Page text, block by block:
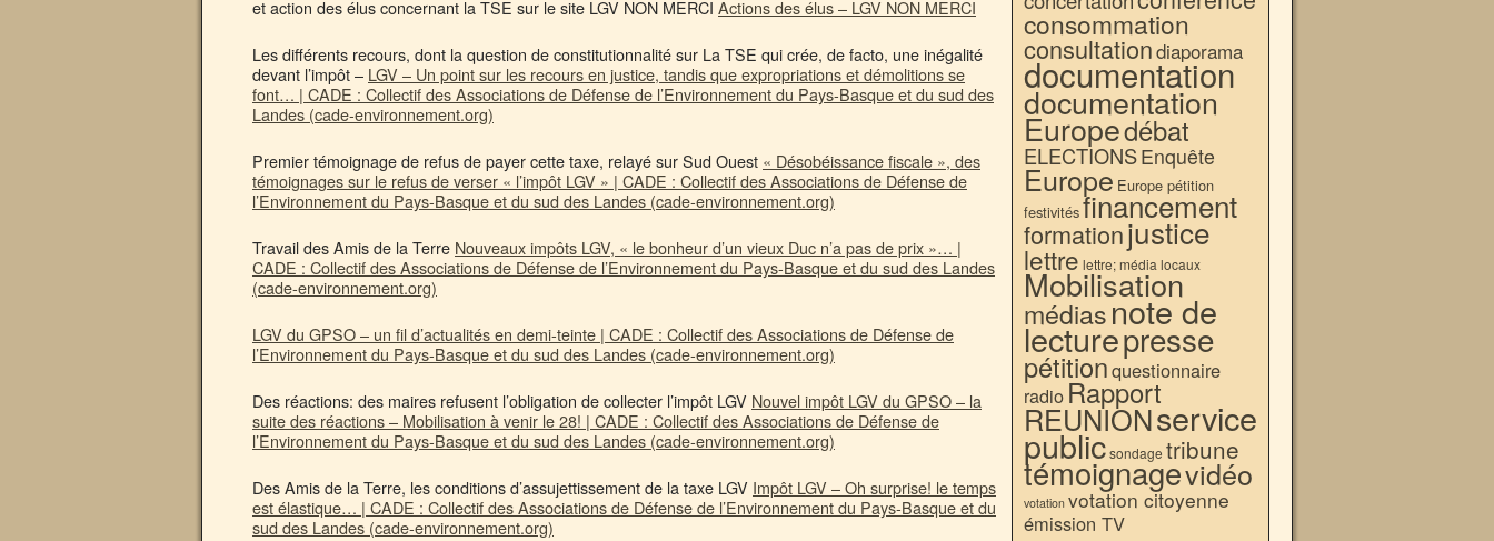
et action des élus concernant la TSE sur le site LGV NON MERCI Actions des élus – LGV NON MERCI
Les différents recours, dont la question de constitutionnalité sur La TSE qui crée, de facto, une inégalité
devant l’impôt – LGV – Un point sur les recours en justice, tandis que expropriations et démolitions se
font… | CADE : Collectif des Associations de Défense de l’Environnement du Pays-Basque et du sud des
Landes (cade-environnement.org)
Premier témoignage de refus de payer cette taxe, relayé sur Sud Ouest « Désobéissance fiscale », des
témoignages sur le refus de verser « l’impôt LGV » | CADE : Collectif des Associations de Défense de
l’Environnement du Pays-Basque et du sud des Landes (cade-environnement.org)
Travail des Amis de la Terre Nouveaux impôts LGV, « le bonheur d’un vieux Duc n’a pas de prix »… |
CADE : Collectif des Associations de Défense de l’Environnement du Pays-Basque et du sud des Landes
(cade-environnement.org)
LGV du GPSO – un fil d’actualités en demi-teinte | CADE : Collectif des Associations de Défense de
l’Environnement du Pays-Basque et du sud des Landes (cade-environnement.org)
Des réactions: des maires refusent l’obligation de collecter l’impôt LGV Nouvel impôt LGV du GPSO – la
suite des réactions – Mobilisation à venir le 28! | CADE : Collectif des Associations de Défense de
l’Environnement du Pays-Basque et du sud des Landes (cade-environnement.org)
Des Amis de la Terre, les conditions d’assujettissement de la taxe LGV Impôt LGV – Oh surprise! le temps
est élastique… | CADE : Collectif des Associations de Défense de l’Environnement du Pays-Basque et du
sud des Landes (cade-environnement.org)
consommation
consultationdiaporama
documentation
documentation
Europedébat
ELECTIONSEnquête
Europe Europe pétition
festivitésfinancement
formationjustice
lettre lettre; média locaux
Mobilisation
médiasnote de
lecturepresse
pétitionquestionnaire
radio Rapport
REUNIONservice
publicsondage tribune
témoignagevidéo
votation votation citoyenne
émission TV